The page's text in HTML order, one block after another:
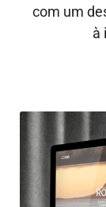
com um
à